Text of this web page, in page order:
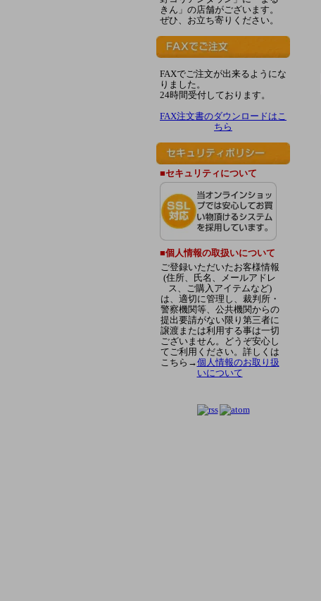
きん」の店舗がございます。
ぜひ、お立ち寄りください。
FAXでご注文が出来るようにな
りました。
24時間受付しております。
FAX注文書のダウンロードはこ
ちら
■セキュリティについて
■個人情報の取扱いについて
ご登録いただいたお客様情報
(住所、氏名、メールアドレ
ス、ご購入アイテムなど)
は、適切に管理し、裁判所・
警察機関等、公共機関からの
提出要請がない限り第三者に
譲渡または利用する事は一切
ございません。どうぞ安心し
てご利用ください。詳しくは
こちら→個人情報のお取り扱
いについて